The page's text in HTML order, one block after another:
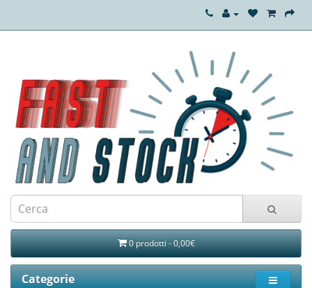
0 prodotti - 0,00€
Categorie